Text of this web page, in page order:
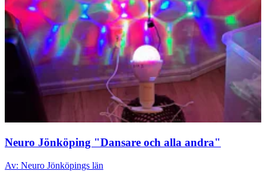
Neuro Jönköping "Dansare och alla andra"
Av: Neuro Jönköpings län